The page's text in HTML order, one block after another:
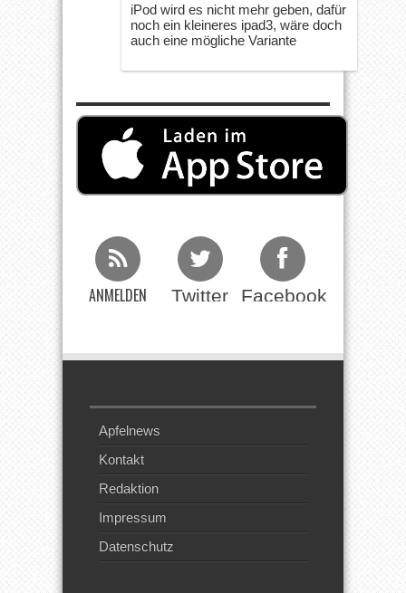
iPod wird es nicht mehr geben, dafür
noch ein kleineres ipad3, wäre doch
auch eine mögliche Variante
ANMELDEN Twitter Facebook
Apfelnews
Kontakt
Redaktion
Impressum
Datenschutz